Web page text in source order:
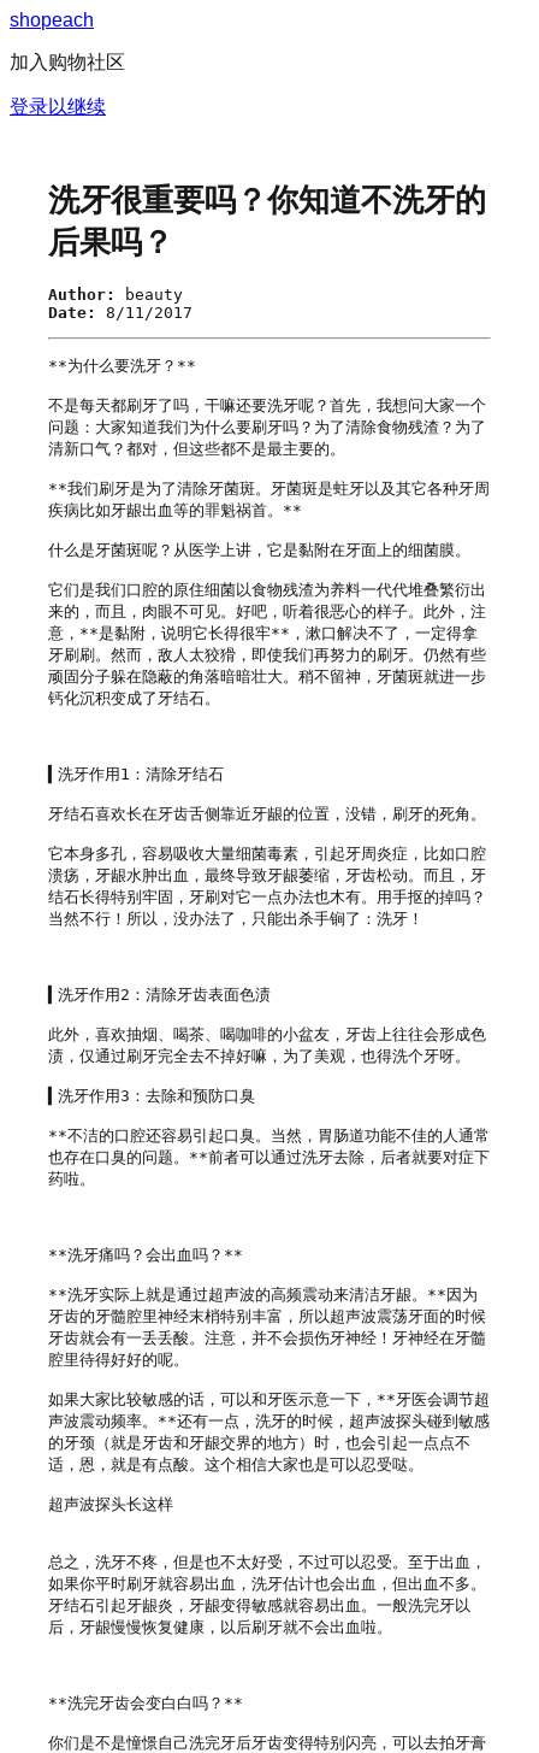
shopeach
加入购物社区
登录以继续
洗牙很重要吗？你知道不洗牙的
后果吗？
Author:
beauty
Date:
8/11/2017
**为什么要洗牙？**
不是每天都刷牙了吗，干嘛还要洗牙呢？首先，我想问大家一个
问题：大家知道我们为什么要刷牙吗？为了清除食物残渣？为了
清新口气？都对，但这些都不是最主要的。
**我们刷牙是为了清除牙菌斑。牙菌斑是蛀牙以及其它各种牙周
疾病比如牙龈出血等的罪魁祸首。**
什么是牙菌斑呢？从医学上讲，它是黏附在牙面上的细菌膜。
它们是我们口腔的原住细菌以食物残渣为养料一代代堆叠繁衍出
来的，而且，肉眼不可见。好吧，听着很恶心的样子。此外，注
意，**是黏附，说明它长得很牢**，漱口解决不了，一定得拿
牙刷刷。然而，敌人太狡猾，即使我们再努力的刷牙。仍然有些
顽固分子躲在隐蔽的角落暗暗壮大。稍不留神，牙菌斑就进一步
钙化沉积变成了牙结石。
▍洗牙作用1：清除牙结石
牙结石喜欢长在牙齿舌侧靠近牙龈的位置，没错，刷牙的死角。
它本身多孔，容易吸收大量细菌毒素，引起牙周炎症，比如口腔
溃疡，牙龈水肿出血，最终导致牙龈萎缩，牙齿松动。而且，牙
结石长得特别牢固，牙刷对它一点办法也木有。用手抠的掉吗？
当然不行！所以，没办法了，只能出杀手锏了：洗牙！
▍洗牙作用2：清除牙齿表面色渍
此外，喜欢抽烟、喝茶、喝咖啡的小盆友，牙齿上往往会形成色
渍，仅通过刷牙完全去不掉好嘛，为了美观，也得洗个牙呀。
▍洗牙作用3：去除和预防口臭
**不洁的口腔还容易引起口臭。当然，胃肠道功能不佳的人通常
也存在口臭的问题。**前者可以通过洗牙去除，后者就要对症下
药啦。
**洗牙痛吗？会出血吗？**
**洗牙实际上就是通过超声波的高频震动来清洁牙龈。**因为
牙齿的牙髓腔里神经末梢特别丰富，所以超声波震荡牙面的时候
牙齿就会有一丢丢酸。注意，并不会损伤牙神经！牙神经在牙髓
腔里待得好好的呢。
如果大家比较敏感的话，可以和牙医示意一下，**牙医会调节超
声波震动频率。**还有一点，洗牙的时候，超声波探头碰到敏感
的牙颈（就是牙齿和牙龈交界的地方）时，也会引起一点点不
适，恩，就是有点酸。这个相信大家也是可以忍受哒。
超声波探头长这样
总之，洗牙不疼，但是也不太好受，不过可以忍受。至于出血，
如果你平时刷牙就容易出血，洗牙估计也会出血，但出血不多。
牙结石引起牙龈炎，牙龈变得敏感就容易出血。一般洗完牙以
后，牙龈慢慢恢复健康，以后刷牙就不会出血啦。
**洗完牙齿会变白白吗？**
你们是不是憧憬自己洗完牙后牙齿变得特别闪亮，可以去拍牙膏